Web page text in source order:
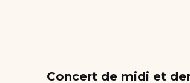
Concert de midi et